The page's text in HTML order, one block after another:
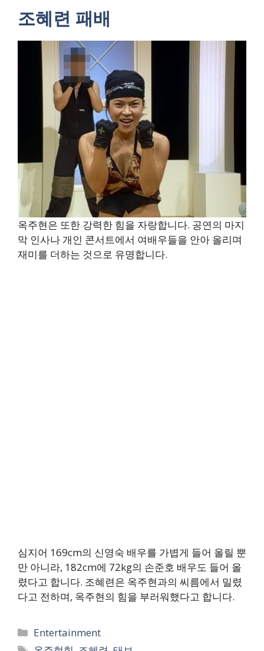
조혜련 패배
옥주현은 또한 강력한 힘을 자랑합니다. 공연의 마지
막 인사나 개인 콘서트에서 여배우들을 안아 올리며
재미를 더하는 것으로 유명합니다.
심지어 169cm의 신영숙 배우를 가볍게 들어 올릴 뿐
만 아니라, 182cm에 72kg의 손준호 배우도 들어 올
렸다고 합니다. 조혜련은 옥주현과의 씨름에서 밀렸
다고 전하며, 옥주현의 힘을 부러워했다고 합니다.
카
테
Entertainment